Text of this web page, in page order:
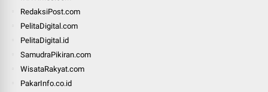
RedaksiPost.com
PelitaDigital.com
PelitaDigital.id
SamudraPikiran.com
WisataRakyat.com
PakarInfo.co.id